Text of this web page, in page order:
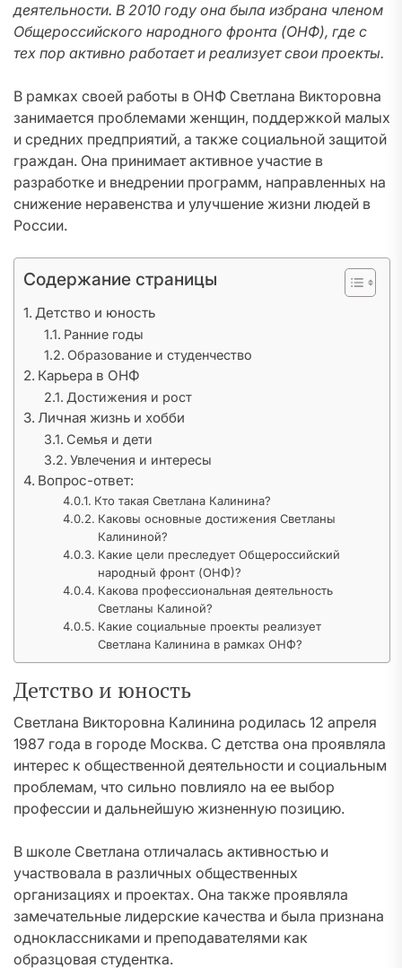
деятельности. В 2010 году она была избрана членом
Общероссийского народного фронта (ОНФ), где с
тех пор активно работает и реализует свои проекты.
В рамках своей работы в ОНФ Светлана Викторовна
занимается проблемами женщин, поддержкой малых
и средних предприятий, а также социальной защитой
граждан. Она принимает активное участие в
разработке и внедрении программ, направленных на
снижение неравенства и улучшение жизни людей в
России.
Содержание страницы
Детство и юность
Ранние годы
Образование и студенчество
Карьера в ОНФ
Достижения и рост
Личная жизнь и хобби
Семья и дети
Увлечения и интересы
Вопрос-ответ:
Кто такая Светлана Калинина?
Каковы основные достижения Светланы
Калининой?
Какие цели преследует Общероссийский
народный фронт (ОНФ)?
Какова профессиональная деятельность
Светланы Калиной?
Какие социальные проекты реализует
Светлана Калинина в рамках ОНФ?
Детство и юность
Светлана Викторовна Калинина родилась 12 апреля
1987 года в городе Москва. С детства она проявляла
интерес к общественной деятельности и социальным
проблемам, что сильно повлияло на ее выбор
профессии и дальнейшую жизненную позицию.
В школе Светлана отличалась активностью и
участвовала в различных общественных
организациях и проектах. Она также проявляла
замечательные лидерские качества и была признана
одноклассниками и преподавателями как
образцовая студентка.